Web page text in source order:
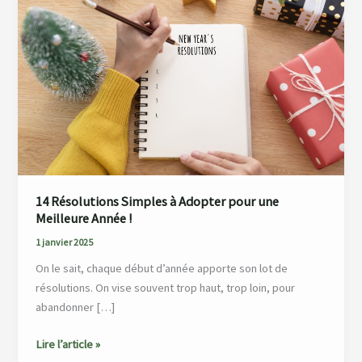
14 Résolutions Simples à Adopter pour une
Meilleure Année !
1 janvier 2025
On le sait, chaque début d’année apporte son lot de
résolutions. On vise souvent trop haut, trop loin, pour
abandonner […]
Simples
à
Adopter
pour
une
Meilleure
Année !
Lire l’article »